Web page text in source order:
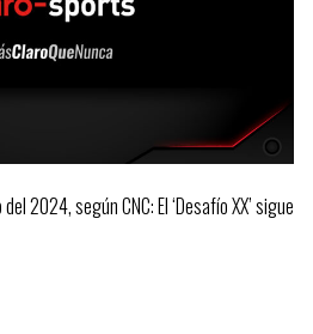
2024, según CNC: El ‘Desafío XX’ sigue